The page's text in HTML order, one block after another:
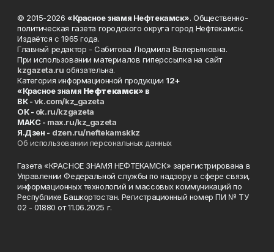
© 2015-2026 «Красное знамя Нефтекамск». Общественно-
политическая газета городского округа город Нефтекамск.
Издаётся с 1965 года.
Главный редактор - Сабитова Людмила Валерьяновна.
При использовании материалов гиперссылка на сайт
kzgazeta.ru обязательна.
Категория информационной продукции 12+
«Красное знамя Нефтекамск» в
ВК -vk.com/kz_gazeta
ОК - ok.ru/kzgazeta
MAKC - max.ru/kz_gazeta
Я.Дзен - dzen.ru/neftekamskkz
Об использовании персональных данных
Газета «КРАСНОЕ ЗНАМЯ НЕФТЕКАМСК» зарегистрирована в
Управлении Федеральной службы по надзору в сфере связи,
информационных технологий и массовых коммуникаций по
Республике Башкортостан. Регистрационный номер ПИ № ТУ
02 - 01880 от 11.06.2025 г.